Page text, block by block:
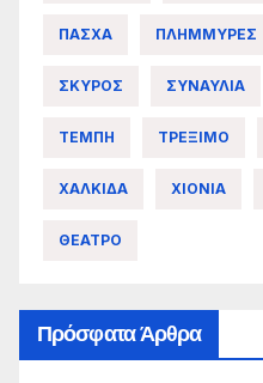
ΠΑΣΧΑ ΠΛΗΜΜΥΡΕΣ
ΣΚΥΡΟΣ ΣΥΝΑΥΛΙΑ
ΤΕΜΠΗ ΤΡΕΞΙΜΟ
ΧΑΛΚΙΔΑ ΧΙΟΝΙΑ
ΘΕΑΤΡΟ
Πρόσφατα Άρθρα